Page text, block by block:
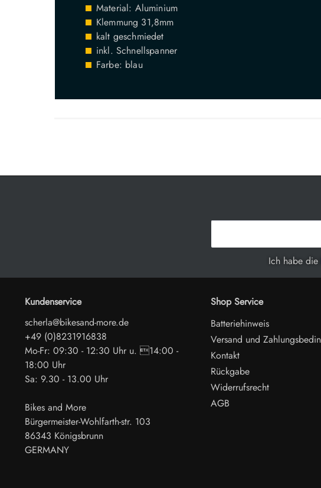
Material: Aluminium
Klemmung 31,8mm
kalt geschmiedet
inkl. Schnellspanner
Farbe: blau
Ich habe die
Kundenservice
scherla@bikesand-more.de
+49 (0)8231916838
Mo-Fr: 09:30 - 12:30 Uhr u. 14:00 -
18:00 Uhr
Sa: 9.30 - 13.00 Uhr
Bikes and More
Bürgermeister-Wohlfarth-str. 103
86343 Königsbrunn
GERMANY
Shop Service
Batteriehinweis
Versand und
Kontakt
Rückgabe
Widerrufsrecht
AGB